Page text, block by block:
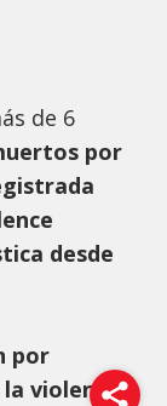
de 6
por
desde
por
violencia